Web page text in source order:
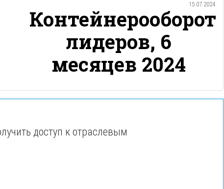
15.07.2024
Контейнерооборот
лидеров, 6
месяцев 2024
доступ к отраслевым